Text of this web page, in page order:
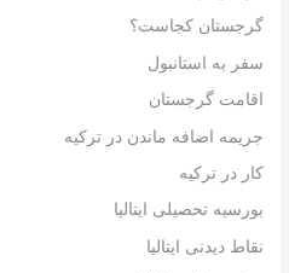
گرجستان کجاست؟
سفر به استانبول
اقامت گرجستان
جریمه اضافه ماندن در ترکیه
کار در ترکیه
بورسیه تحصیلی ایتالیا
نقاط دیدنی ایتالیا